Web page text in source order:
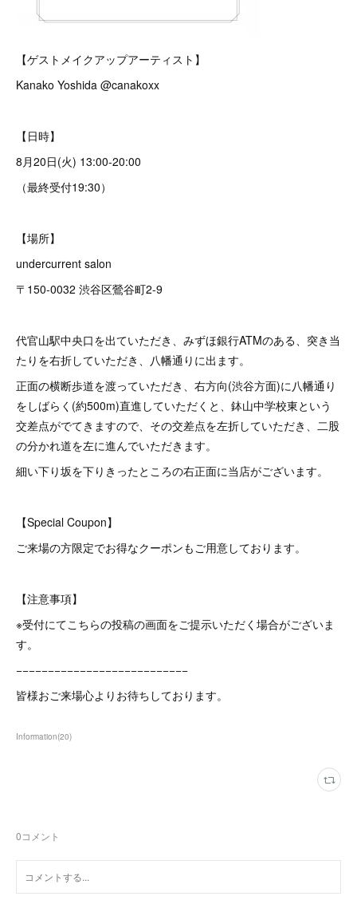
【ゲストメイクアップアーティスト】
Kanako Yoshida @canakoxx
【日時】
8月20日(火) 13:00-20:00
（最終受付19:30）
【場所】
undercurrent salon
〒150-0032 渋谷区鶯谷町2-9
代官山駅中央口を出ていただき、みずほ銀行ATMのある、突き当
たりを右折していただき、八幡通りに出ます。
正面の横断歩道を渡っていただき、右方向(渋谷方面)に八幡通り
をしばらく(約500m)直進していただくと、鉢山中学校東という
交差点がでてきますので、その交差点を左折していただき、二股
の分かれ道を左に進んでいただきます。
細い下り坂を下りきったところの右正面に当店がございます。
【Special Coupon】
ご来場の方限定でお得なクーポンもご用意しております。
【注意事項】
※受付にてこちらの投稿の画面をご提示いただく場合がございま
す。
−−−−−−−−−−−−−−−−−−−−−−−−−−−
皆様おご来場心よりお待ちしております。
Information(20)
0コメント